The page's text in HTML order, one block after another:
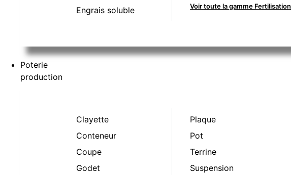
Engrais soluble
Voir toute la gamme Fertilisation
Poterie
production
Clayette
Conteneur
Coupe
Godet
Plaque
Pot
Terrine
Suspension